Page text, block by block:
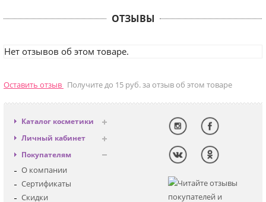
ОТЗЫВЫ
Нет отзывов об этом товаре.
Оставить отзыв Получите до 15 руб. за отзыв об этом товаре
Каталог косметики
Антивозрастная
Декоративная
Для глаз
Личный кабинет
Вход
Регистрация
Покупателям
О компании
Сертификаты
Скидки